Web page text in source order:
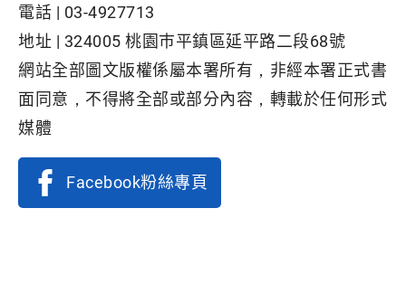
電話 | 03-4927713
地址 | 324005 桃園巿平鎮區延平路二段68號
網站全部圖文版權係屬本署所有，非經本署正式書
面同意，不得將全部或部分內容，轉載於任何形式
媒體
Facebook粉絲專頁